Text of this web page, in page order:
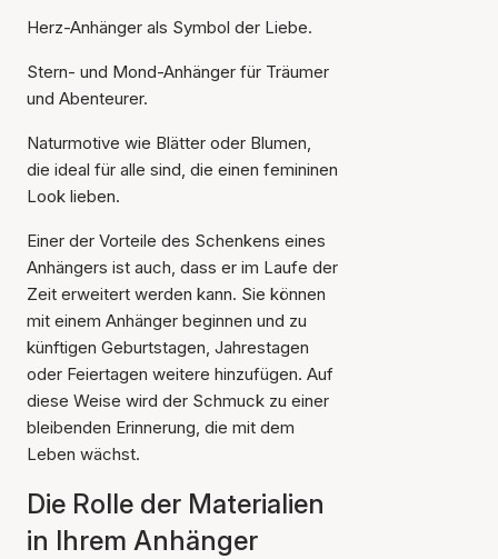
Herz-Anhänger als Symbol der Liebe.
Stern- und Mond-Anhänger für Träumer
und Abenteurer.
Naturmotive wie Blätter oder Blumen,
die ideal für alle sind, die einen femininen
Look lieben.
Einer der Vorteile des Schenkens eines
Anhängers ist auch, dass er im Laufe der
Zeit erweitert werden kann. Sie können
mit einem Anhänger beginnen und zu
künftigen Geburtstagen, Jahrestagen
oder Feiertagen weitere hinzufügen. Auf
diese Weise wird der Schmuck zu einer
bleibenden Erinnerung, die mit dem
Leben wächst.
Die Rolle der Materialien
in Ihrem Anhänger